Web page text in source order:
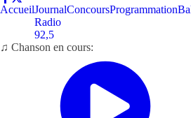
AccueilJournal
Radio
92,5
ConcoursProgrammation
♫ Chanson en cours: